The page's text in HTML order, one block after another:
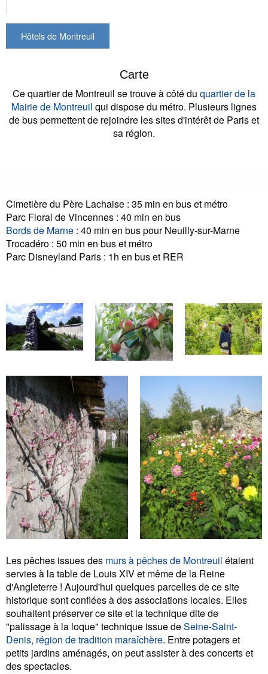
Hôtels de Montreuil
Carte
Ce quartier de Montreuil se trouve à côté du quartier de la
Mairie de Montreuil qui dispose du métro. Plusieurs lignes
de bus permettent de rejoindre les sites d'intérêt de Paris et
sa région.
Cimetière du Père Lachaise : 35 min en bus et métro
Parc Floral de Vincennes : 40 min en bus
Bords de Marne : 40 min en bus pour Neuilly-sur-Marne
Trocadéro : 50 min en bus et métro
Parc Disneyland Paris : 1h en bus et RER
Les pêches issues des murs à pêches de Montreuil étaient
servies à la table de Louis XIV et même de la Reine
d'Angleterre ! Aujourd'hui quelques parcelles de ce site
historique sont confiées à des associations locales. Elles
souhaitent préserver ce site et la technique dite de
"palissage à la loque" technique issue deSeine-Saint-
Denis, région de tradition maraîchère. Entre potagers et
petits jardins aménagés, on peut assister à des concerts et
des spectacles.